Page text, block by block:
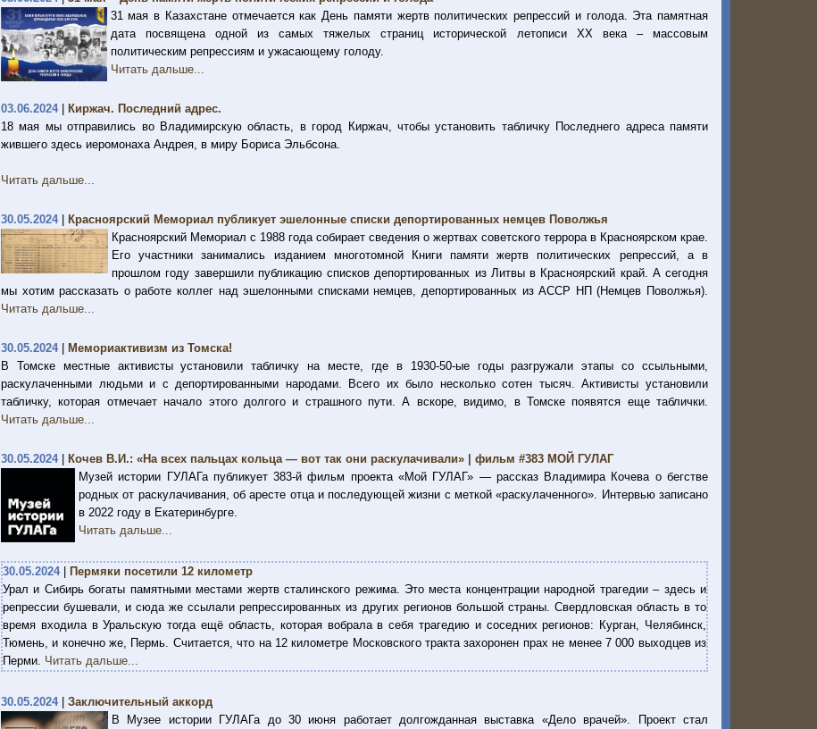
31 мая в Казахстане отмечается как День памяти жертв политических репрессий и голода. Эта памятная
дата посвящена одной из самых тяжелых страниц исторической летописи XX века – массовым
политическим репрессиям и ужасающему голоду.
Читать дальше...
03.06.2024|
Киржач. Последний адрес.
18 мая мы отправились во Владимирскую область, в город Киржач, чтобы установить табличку Последнего адреса памяти
жившего здесь иеромонаха Андрея, в миру Бориса Эльбсона.
Читать дальше...
30.05.2024|
Красноярский Мемориал публикует эшелонные списки депортированных немцев Поволжья
Красноярский Мемориал с 1988 года собирает сведения о жертвах советского террора в Красноярском крае.
Его участники занимались изданием многотомной Книги памяти жертв политических репрессий, а в
прошлом году завершили публикацию списков депортированных из Литвы в Красноярский край. А сегодня
мы хотим рассказать о работе коллег над эшелонными списками немцев, депортированных из АССР НП (Немцев Поволжья).
Читать дальше...
30.05.2024|
Мемориактивизм из Томска!
В Томске местные активисты установили табличку на месте, где в 1930-50-ые годы разгружали этапы со ссыльными,
раскулаченными людьми и с депортированными народами. Всего их было несколько сотен тысяч. Активисты установили
табличку, которая отмечает начало этого долгого и страшного пути. А вскоре, видимо, в Томске появятся еще таблички.
Читать дальше...
30.05.2024|
Кочев В.И.: «На всех пальцах кольца — вот так они раскулачивали» | фильм #383 МОЙ ГУЛАГ
Музей истории ГУЛАГа публикует 383-й фильм проекта «Мой ГУЛАГ» — рассказ Владимира Кочева о бегстве
родных от раскулачивания, об аресте отца и последующей жизни с меткой «раскулаченного». Интервью записано
в 2022 году в Екатеринбурге.
Читать дальше...
30.05.2024|
Пермяки посетили 12 километр
Урал и Сибирь богаты памятными местами жертв сталинского режима. Это места концентрации народной трагедии – здесь и
репрессии бушевали, и сюда же ссылали репрессированных из других регионов большой страны. Свердловская область в то
время входила в Уральскую тогда ещё область, которая вобрала в себя трагедию и соседних регионов: Курган, Челябинск,
Тюмень, и конечно же, Пермь. Считается, что на 12 километре Московского тракта захоронен прах не менее 7 000 выходцев из
Перми. Читать дальше...
30.05.2024| Заключительный аккорд
В Музее истории ГУЛАГа до 30 июня работает долгожданная выставка «Дело врачей». Проект стал